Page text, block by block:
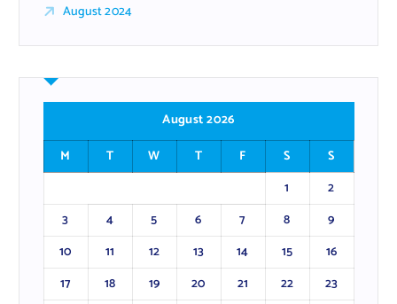
August 2024
August 2026
M
T W T F S
S
1
2
3
4 5 6 7 8
9
10
11 12 13 14 15
16
17
18 19 20 21 22
23